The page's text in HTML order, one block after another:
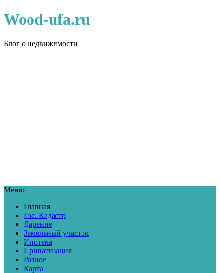
Wood-ufa.ru
Блог о недвижимости
Меню
Главная
Гос. Кадастр
Дарение
Земельный участок
Ипотека
Приватизация
Разное
Карта